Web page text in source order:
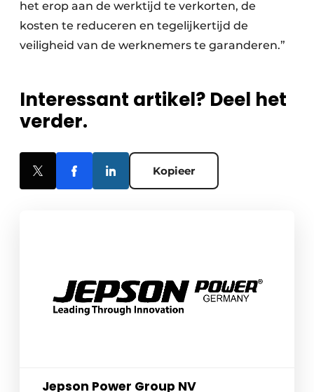
het erop aan de werktijd te verkorten, de
kosten te reduceren en tegelijkertijd de
veiligheid van de werknemers te garanderen.”
Interessant artikel? Deel het
verder.
Kopieer
Jepson Power Group NV